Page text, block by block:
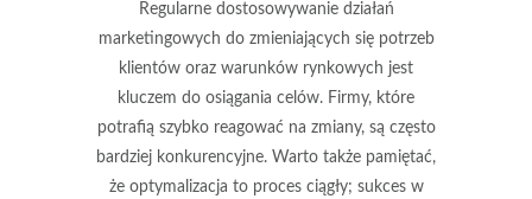
Regularne dostosowywanie działań
marketingowych do zmieniających się potrzeb
klientów oraz warunków rynkowych jest
kluczem do osiągania celów. Firmy, które
potrafią szybko reagować na zmiany, są często
bardziej konkurencyjne. Warto także pamiętać,
że optymalizacja to proces ciągły; sukces w